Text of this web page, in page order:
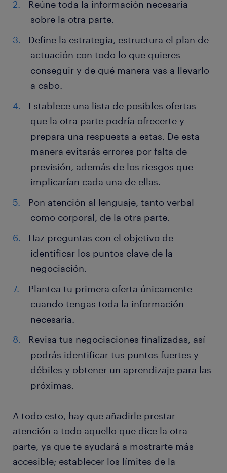
Reúne toda la información necesaria
sobre la otra parte.
Define la estrategia, estructura el plan de
actuación con todo lo que quieres
conseguir y de qué manera vas a llevarlo
a cabo.
Establece una lista de posibles ofertas
que la otra parte podría ofrecerte y
prepara una respuesta a estas. De esta
manera evitarás errores por falta de
previsión, además de los riesgos que
implicarían cada una de ellas.
Pon atención al lenguaje, tanto verbal
como corporal, de la otra parte.
Haz preguntas con el objetivo de
identificar los puntos clave de la
negociación.
Plantea tu primera oferta únicamente
cuando tengas toda la información
necesaria.
Revisa tus negociaciones finalizadas, así
podrás identificar tus puntos fuertes y
débiles y obtener un aprendizaje para las
próximas.
A todo esto, hay que añadirle prestar
atención a todo aquello que dice la otra
parte, ya que te ayudará a mostrarte más
accesible; establecer los límites de la